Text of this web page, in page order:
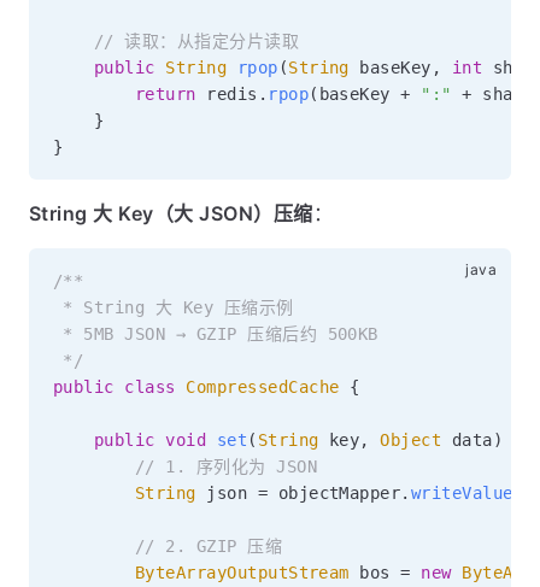
// 读取：从指定分片读取
public
String rpop (String baseKey , int
return redis . rpop( baseKey + ":" + shard
}
}
String 大 Key（大 JSON）压缩 ：
/**
* String 大 Key 压缩示例
* 5MB JSON → GZIP 压缩后约 500KB
*/
public
class CompressedCache {
public void set ( String key, Object data)
// 1. 序列化为 JSON
String json = objectMapper.
// 2. GZIP 压缩
ByteArrayOutputStream bos = new